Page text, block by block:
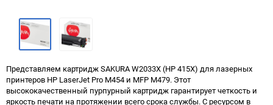
Представляем картридж SAKURA W2033X (HP 415X) для лазерных
принтеров HP LaserJet Pro M454 и MFP M479. Этот
высококачественный пурпурный картридж гарантирует четкость и
яркость печати на протяжении всего срока службы. С ресурсом в